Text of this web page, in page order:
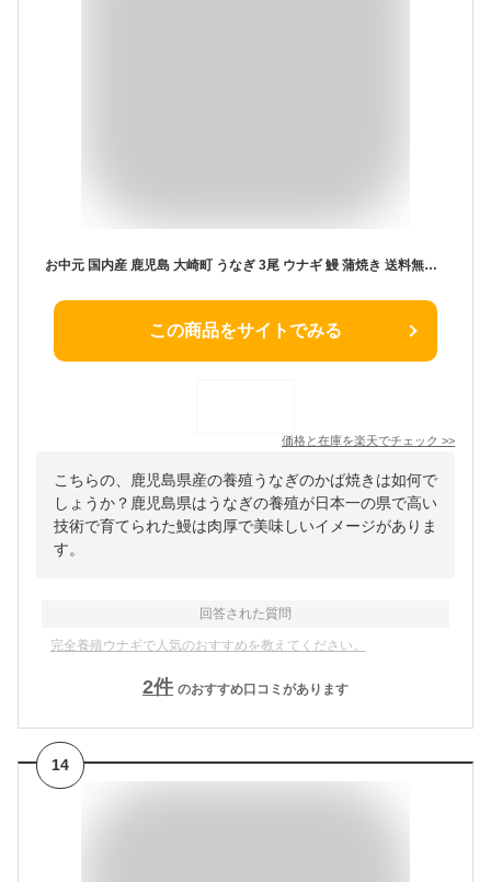
お中元 国内産 鹿児島 大崎町 うなぎ 3尾 ウナギ 鰻 蒲焼き 送料無料 ギフト
この商品をサイトでみる
価格と在庫を楽天でチェック >>
こちらの、鹿児島県産の養殖うなぎのかば焼きは如何で
しょうか？鹿児島県はうなぎの養殖が日本一の県で高い
技術で育てられた鰻は肉厚で美味しいイメージがありま
す。
回答された質問
完全養殖ウナギで人気のおすすめを教えてください。
2件 のおすすめ口コミがあります
14